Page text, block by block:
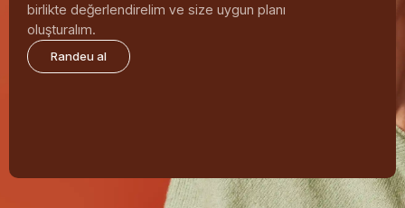
birlikte değerlendirelim ve size uygun planı
oluşturalım.
Randeu al